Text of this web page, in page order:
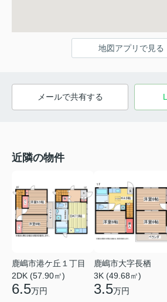
地図アプリで見る
メールで共有する
近隣の物件
鹿嶋市港ケ丘１丁目
2DK (57.90㎡)
6.5万円
鹿嶋市大字長栖
3K (49.68㎡)
3.5万円